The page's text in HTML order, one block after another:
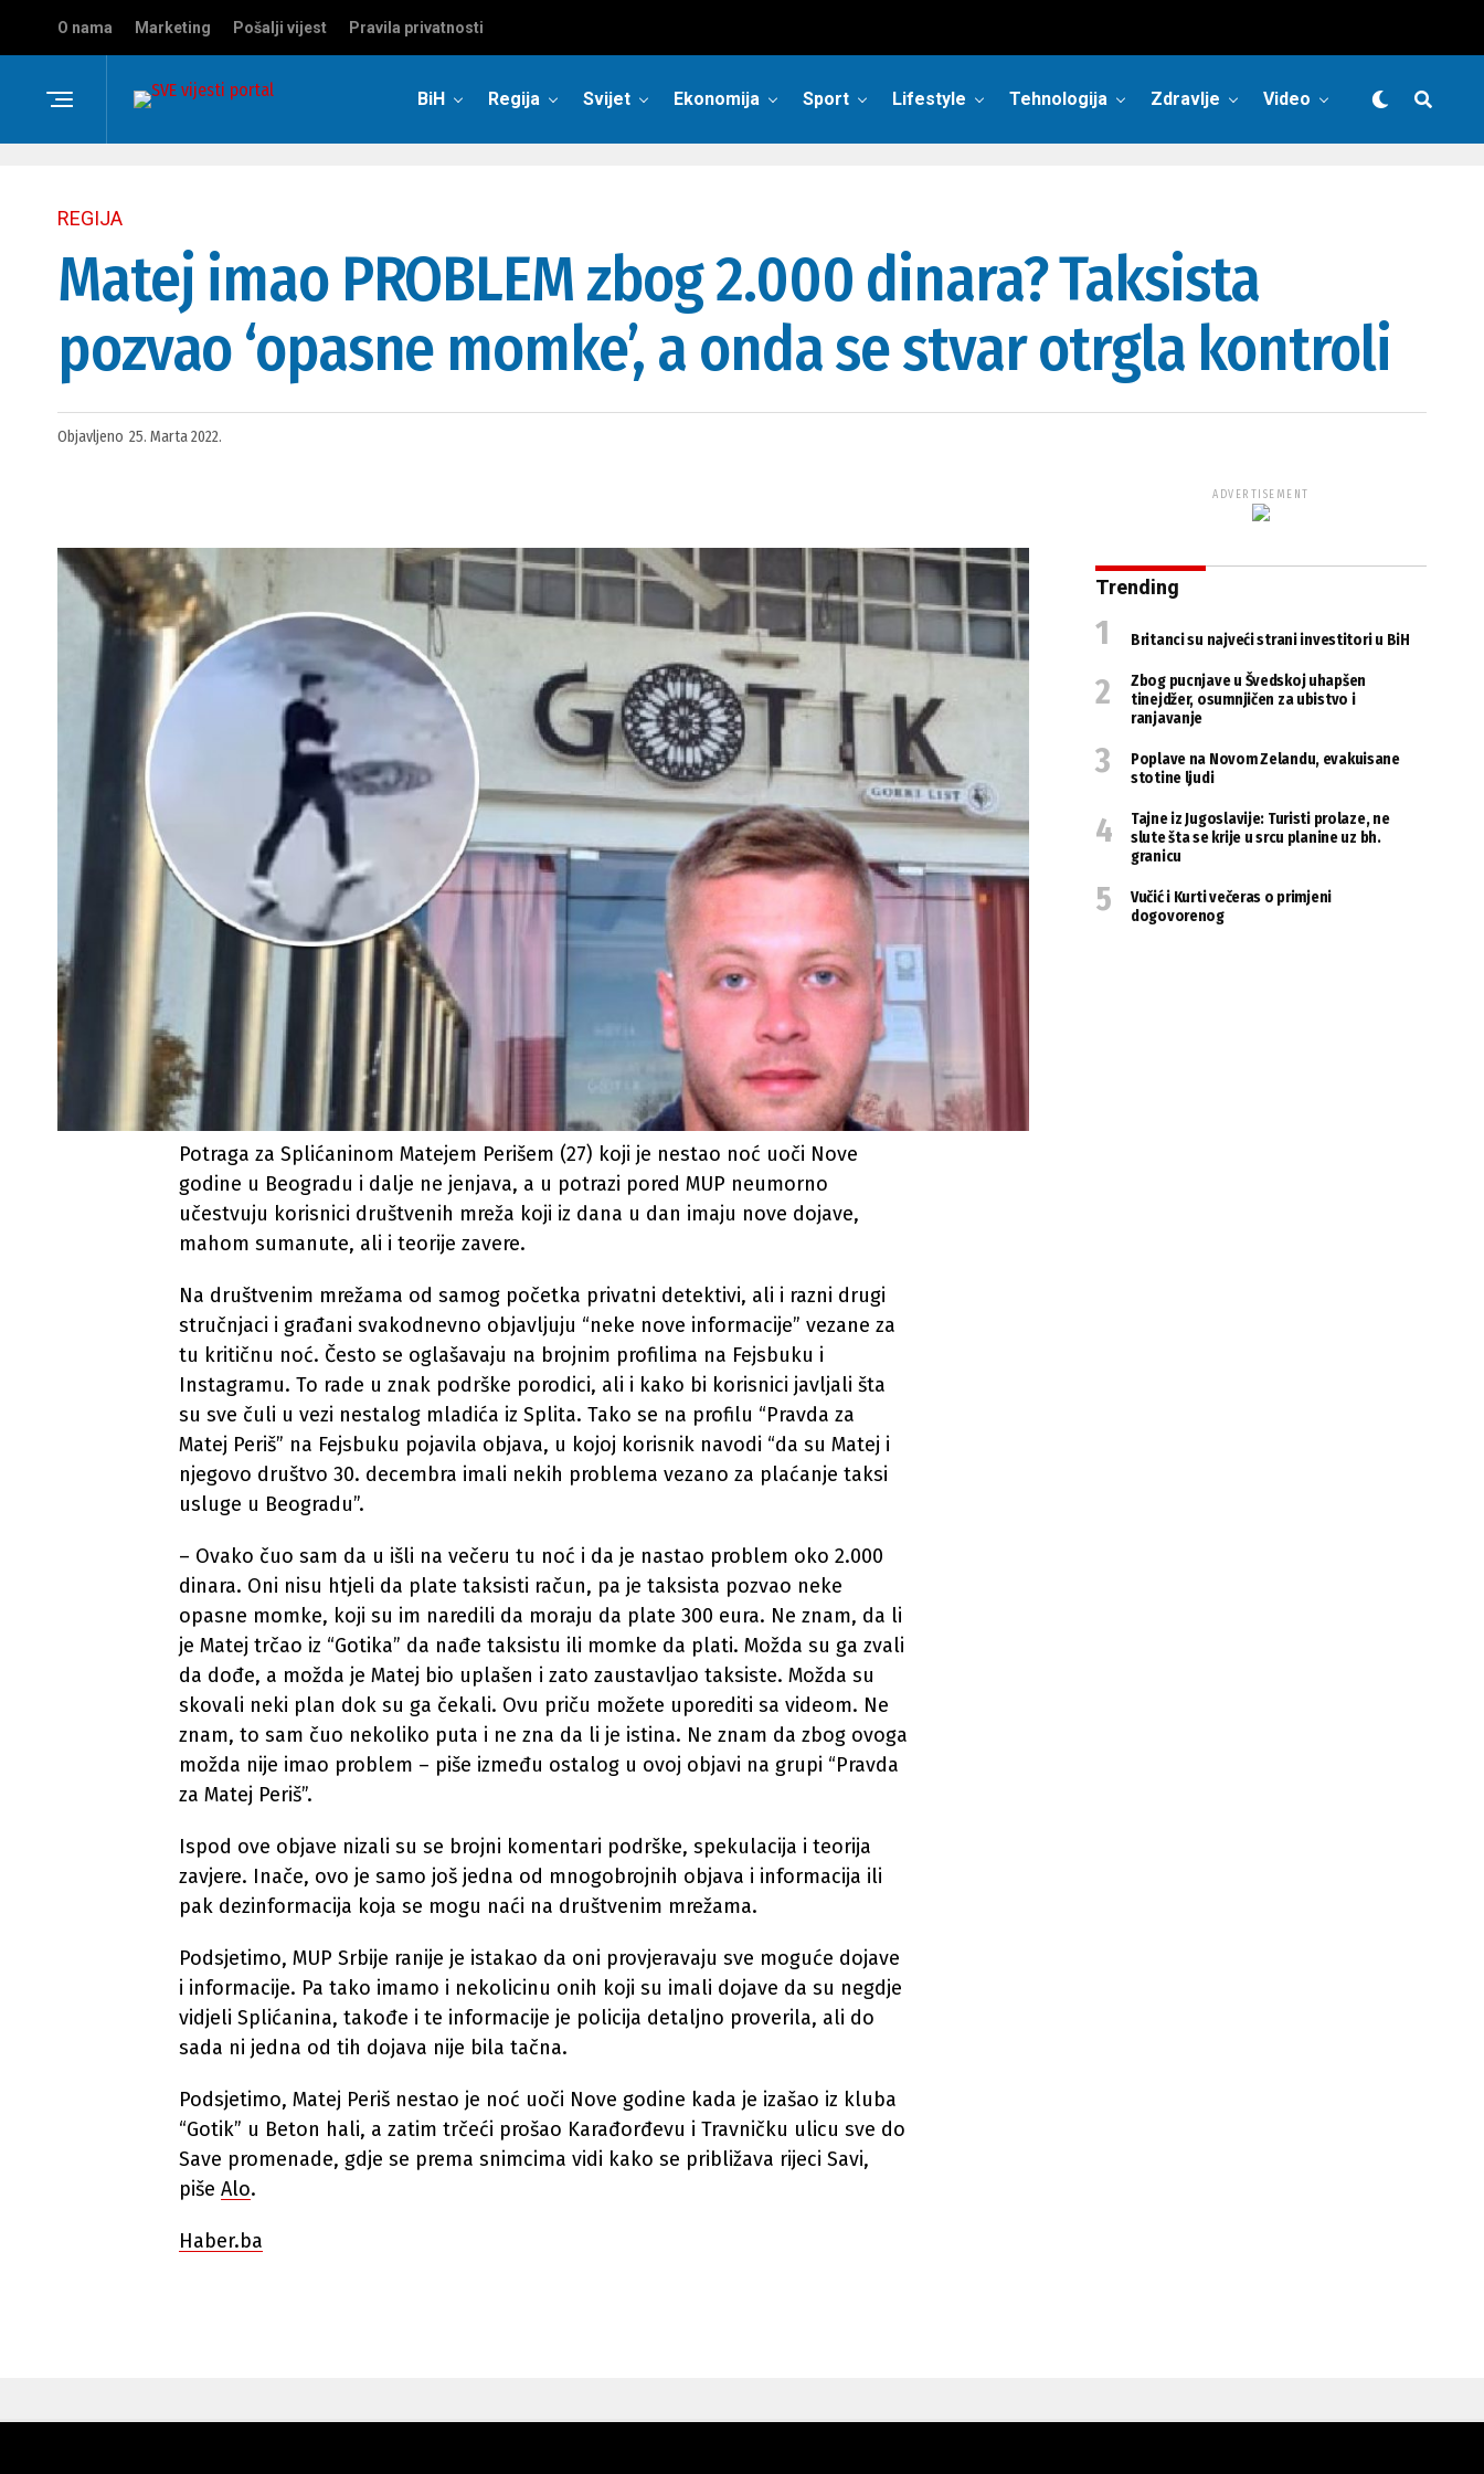
O nama Marketing Pošalji vijest Pravila privatnosti
BiH Regija Svijet Ekonomija Sport Lifestyle Tehnologija Zdravlje Video
REGIJA
Matej imao PROBLEM zbog 2.000 dinara? Taksista
pozvao ‘opasne momke’, a onda se stvar otrgla kontroli
Objavljeno 25. Marta 2022.
Potraga za Splićaninom Matejem Perišem (27) koji je nestao noć uoči Nove
godine u Beogradu i dalje ne jenjava, a u potrazi pored MUP neumorno
učestvuju korisnici društvenih mreža koji iz dana u dan imaju nove dojave,
mahom sumanute, ali i teorije zavere.
Na društvenim mrežama od samog početka privatni detektivi, ali i razni drugi
stručnjaci i građani svakodnevno objavljuju “neke nove informacije” vezane za
tu kritičnu noć. Često se oglašavaju na brojnim profilima na Fejsbuku i
Instagramu. To rade u znak podrške porodici, ali i kako bi korisnici javljali šta
su sve čuli u vezi nestalog mladića iz Splita. Tako se na profilu “Pravda za
Matej Periš” na Fejsbuku pojavila objava, u kojoj korisnik navodi “da su Matej i
njegovo društvo 30. decembra imali nekih problema vezano za plaćanje taksi
usluge u Beogradu”.
– Ovako čuo sam da u išli na večeru tu noć i da je nastao problem oko 2.000
dinara. Oni nisu htjeli da plate taksisti račun, pa je taksista pozvao neke
opasne momke, koji su im naredili da moraju da plate 300 eura. Ne znam, da li
je Matej trčao iz “Gotika” da nađe taksistu ili momke da plati. Možda su ga zvali
da dođe, a možda je Matej bio uplašen i zato zaustavljao taksiste. Možda su
skovali neki plan dok su ga čekali. Ovu priču možete uporediti sa videom. Ne
znam, to sam čuo nekoliko puta i ne zna da li je istina. Ne znam da zbog ovoga
možda nije imao problem – piše između ostalog u ovoj objavi na grupi “Pravda
za Matej Periš”.
Ispod ove objave nizali su se brojni komentari podrške, spekulacija i teorija
zavjere. Inače, ovo je samo još jedna od mnogobrojnih objava i informacija ili
pak dezinformacija koja se mogu naći na društvenim mrežama.
Podsjetimo, MUP Srbije ranije je istakao da oni provjeravaju sve moguće dojave
i informacije. Pa tako imamo i nekolicinu onih koji su imali dojave da su negdje
vidjeli Splićanina, takođe i te informacije je policija detaljno proverila, ali do
sada ni jedna od tih dojava nije bila tačna.
Podsjetimo, Matej Periš nestao je noć uoči Nove godine kada je izašao iz kluba
“Gotik” u Beton hali, a zatim trčeći prošao Karađorđevu i Travničku ulicu sve do
Save promenade, gdje se prema snimcima vidi kako se približava rijeci Savi,
piše Alo.
Haber.ba
ADVERTISEMENT
Trending
Britanci su najveći strani investitori u BiH
Zbog pucnjave u Švedskoj uhapšen
tinejdžer, osumnjičen za ubistvo i
ranjavanje
Poplave na Novom Zelandu, evakuisane
stotine ljudi
Tajne iz Jugoslavije: Turisti prolaze, ne
slute šta se krije u srcu planine uz bh.
granicu
Vučić i Kurti večeras o primjeni
dogovorenog